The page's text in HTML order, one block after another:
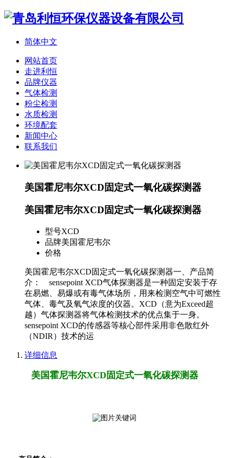
简体中文
网站首页
走进利恒
品牌仪器
气体检测
粉尘检测
水质检测
环境配套
新闻中心
联系我们
美国霍尼韦尔XCD固定式一氧化碳探测器
美国霍尼韦尔XCD固定式一氧化碳探测器
型号XCD
品牌美国霍尼韦尔
价格
美国霍尼韦尔XCD固定式一氧化碳探测器一、产品简
介： sensepoint XCD气体探测器是一种固定安装于存
在易燃、易爆或有毒气体场所，用来检测空气中可燃性
气体、毒气及氧气浓度的仪器。XCD（意为Exceed超
越）气体探测器将气体检测技术的优点集于一身。
sensepoint XCD的传感器等核心部件采用非色散红外
（NDIR）技术的运
详细信息
美国霍尼韦尔XCD固定式一氧化碳探测器